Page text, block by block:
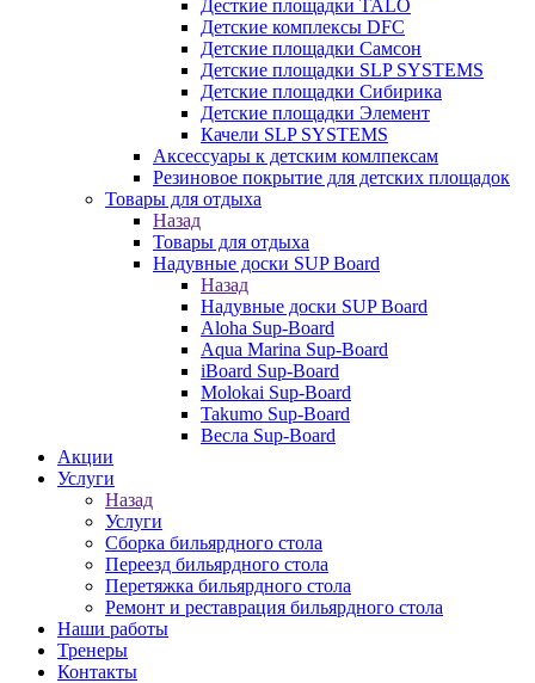
Десткие площадки TALO
Детские комплексы DFC
Детские площадки Самсон
Детские площадки SLP SYSTEMS
Детские площадки Сибирика
Детские площадки Элемент
Качели SLP SYSTEMS
Аксессуары к детским комлпексам
Резиновое покрытие для детских площадок
Товары для отдыха
Назад
Товары для отдыха
Надувные доски SUP Board
Назад
Надувные доски SUP Board
Aloha Sup-Board
Aqua Marina Sup-Board
iBoard Sup-Board
Molokai Sup-Board
Takumo Sup-Board
Весла Sup-Board
Акции
Услуги
Назад
Услуги
Сборка бильярдного стола
Переезд бильярдного стола
Перетяжка бильярдного стола
Ремонт и реставрация бильярдного стола
Наши работы
Тренеры
Контакты